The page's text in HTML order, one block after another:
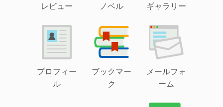
レビュー ノベル ギャラリー
プロフィー
ル
ブックマー
ク
メールフォ
ーム